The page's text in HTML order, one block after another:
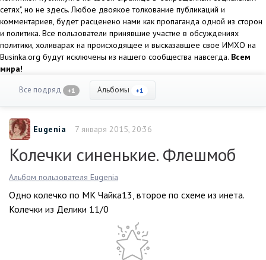
сетях", но не здесь. Любое двоякое толкование публикаций и
комментариев, будет расценено нами как пропаганда одной из сторон
и политика. Все пользователи принявшие участие в обсуждениях
политики, холиварах на происходящее и высказавшее свое ИМХО на
Businka.org будут исключены из нашего сообщества навсегда. Всем
мира!
Все подряд +1 Альбомы +1
Eugenia 7 января 2015, 20:36
Колечки синенькие. Флешмоб
Альбом пользователя Eugenia
Одно колечко по МК Чайка13, второе по схеме из инета.
Колечки из Делики 11/0